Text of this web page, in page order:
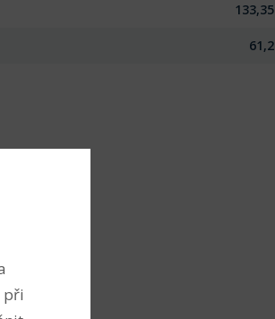
133,35
61,2
při